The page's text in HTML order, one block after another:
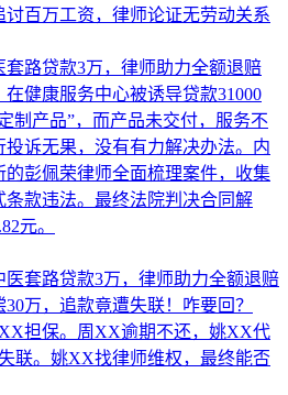
套路贷款3万，律师助力全额退赔
在健康服务中心被诱导贷款31000
制产品”，而产品未交付，服务不
诉无果，没有有力解决办法。内
的彭佩荣律师全面梳理案件，收集
条款违法。最终法院判决合同解
元。
万，追款竟遭失联！咋要回？
担保。周XX逾期不还，姚XX代
联。姚XX找律师维权，最终能否